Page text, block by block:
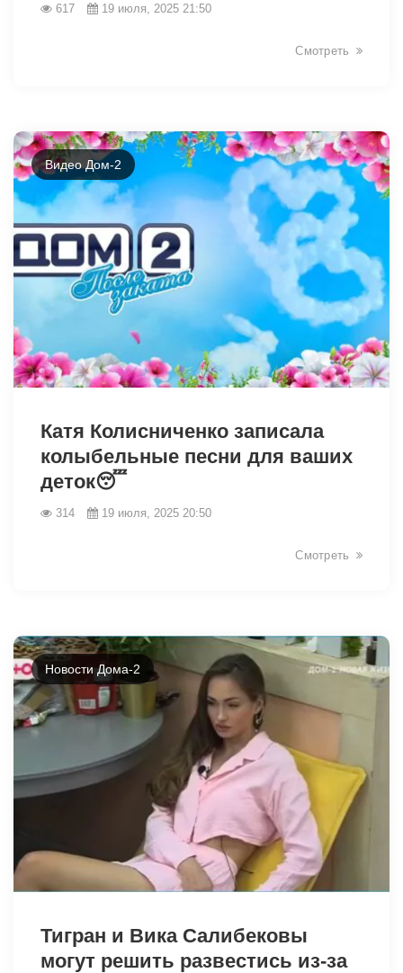
617 19 июля, 2025 21:50
Смотреть
Видео Дом-2
Катя Колисниченко записала
колыбельные песни для ваших
деток😴
314 19 июля, 2025 20:50
Смотреть
Новости Дома-2
Тигран и Вика Салибековы
могут решить развестись из-за